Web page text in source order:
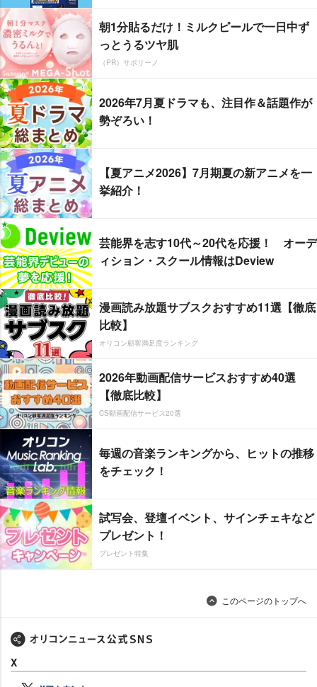
朝1分貼るだけ！ミルクピールで一日中ず
っとうるツヤ肌
（PR）サボリーノ
2026年7月夏ドラマも、注目作＆話題作が
勢ぞろい！
【夏アニメ2026】7月期夏の新アニメを一
挙紹介！
芸能界を志す10代～20代を応援！ オーデ
ィション・スクール情報はDeview
漫画読み放題サブスクおすすめ11選【徹底
比較】
オリコン顧客満足度ランキング
2026年動画配信サービスおすすめ40選
【徹底比較】
CS動画配信サービス20選
毎週の音楽ランキングから、ヒットの推移
をチェック！
試写会、登壇イベント、サインチェキなど
プレゼント！
プレゼント特集
このページのトップへ
X